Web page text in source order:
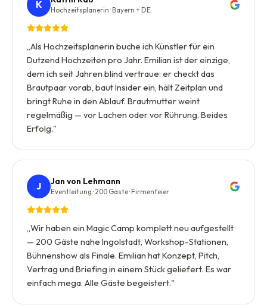
K Hochzeitsplanerin · Bayern + DE
„Als Hochzeitsplanerin buche ich Künstler für ein
Dutzend Hochzeiten pro Jahr. Emilian ist der einzige,
dem ich seit Jahren blind vertraue: er checkt das
Brautpaar vorab, baut Insider ein, hält Zeitplan und
bringt Ruhe in den Ablauf. Brautmutter weint
regelmäßig — vor Lachen oder vor Rührung. Beides
Erfolg."
J Jan von Lehmann
Eventleitung · 200 Gäste · Firmenfeier
„Wir haben ein Magic Camp komplett neu aufgestellt
— 200 Gäste nahe Ingolstadt, Workshop-Stationen,
Bühnenshow als Finale. Emilian hat Konzept, Pitch,
Vertrag und Briefing in einem Stück geliefert. Es war
einfach mega. Alle Gäste begeistert."